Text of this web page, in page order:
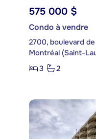
575 000 $
Condo à vendre
2700, boulevard
Montréal (Saint-
3
2